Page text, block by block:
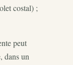
costal) ;
peut
dans un